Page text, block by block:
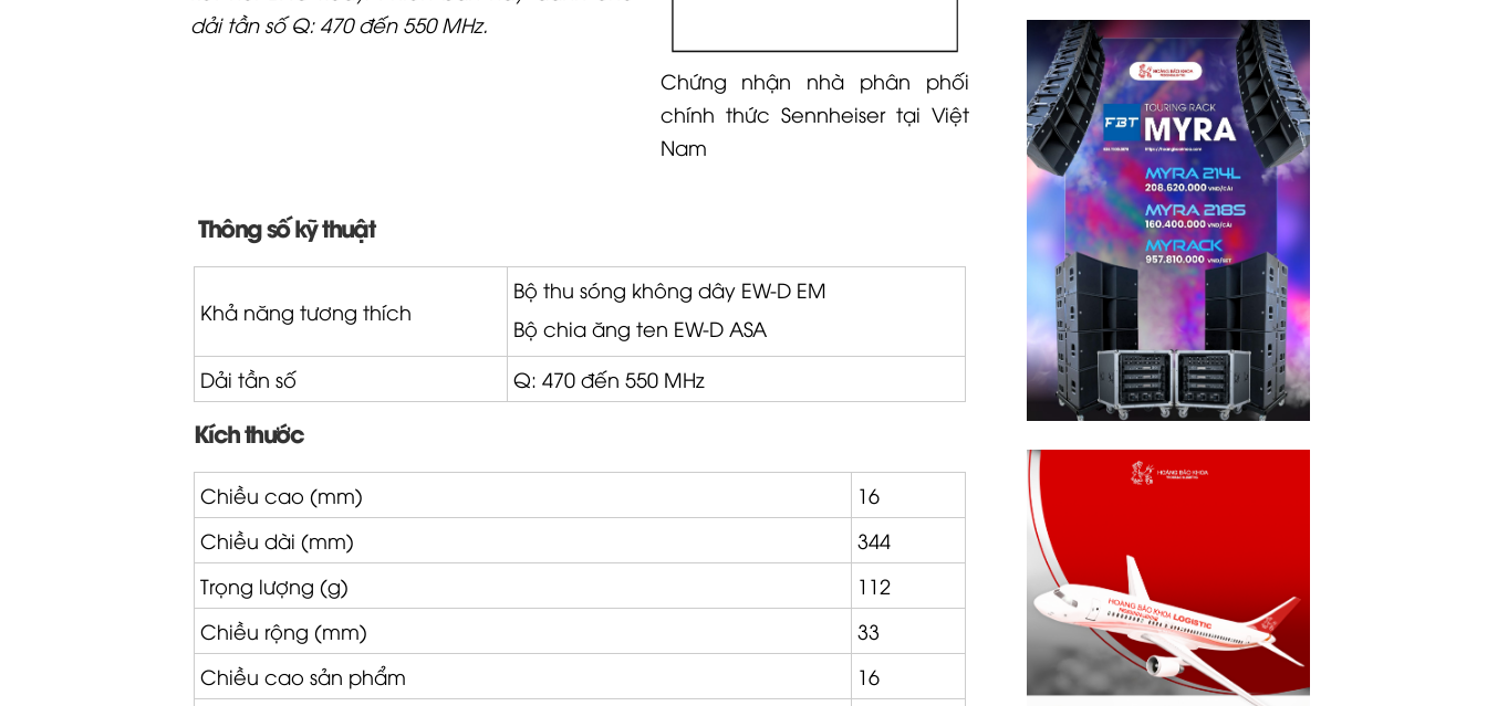
dải tần số Q: 470 đến 550 MHz.
Chứng nhận nhà phân phối
chính thức Sennheiser tại Việt
Nam
Thông số kỹ thuật
Khả năng tương thích
Bộ thu sóng không dây EW-D EM
Bộ chia ăng ten EW-D ASA
Dải tần số
Q: 470 đến 550 MHz
Kích thước
Chiều cao (mm)
16
Chiều dài (mm)
344
Trọng lượng (g)
112
Chiều rộng (mm)
33
Chiều cao sản phẩm
16